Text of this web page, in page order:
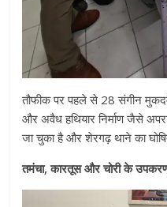
तौफीक पर पहले से 28 संगीन
और अवैध हथियार निर्माण जैसे
जा चुका है और शेरगढ़ थाने का
तमंचा, कारतूस और चोरी के